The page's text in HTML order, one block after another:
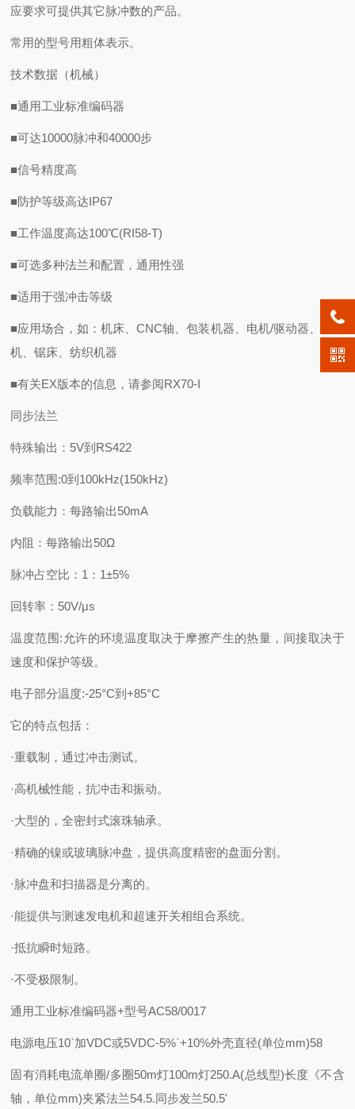
应要求可提供其它脉冲数的产品。
常用的型号用粗体表示。
技术数据（机械）
■通用工业标准编码器
■可达10000脉冲和40000步
■信号精度高
■防护等级高达IP67
■工作温度高达100℃(RI58-T)
■可选多种法兰和配置，通用性强
■适用于强冲击等级
■应用场合，如：机床、CNC轴、包装机器、电机/驱动器、注模
机、锯床、纺织机器
■有关EX版本的信息，请参阅RX70-I
同步法兰
特殊输出：5V到RS422
频率范围:0到100kHz(150kHz)
负载能力：每路输出50mA
内阻：每路输出50Ω
脉冲占空比：1：1±5%
回转率：50V/μs
温度范围:允许的环境温度取决于摩擦产生的热量，间接取决于
速度和保护等级。
电子部分温度:-25°C到+85°C
它的特点包括：
·重载制，通过冲击测试。
·高机械性能，抗冲击和振动。
·大型的，全密封式滚珠轴承。
·精确的镍或玻璃脉冲盘，提供高度精密的盘面分割。
·脉冲盘和扫描器是分离的。
·能提供与测速发电机和超速开关相组合系统。
·抵抗瞬时短路。
·不受极限制。
通用工业标准编码器+型号AC58/0017
电源电压10`加VDC或5VDC-5%`+10%外壳直径(单位mm)58
固有消耗电流单圈/多圈50m灯100m灯250.A(总线型)长度《不含
轴，单位mm)夹紧法兰54.5.同步发兰50.5'